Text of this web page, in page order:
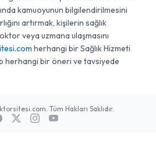
kamuoyunun bilgilendirilmesini
artırmak, kişilerin sağlık
veya uzmana ulaşmasını
herhangi bir Sağlık Hizmeti
herhangi bir öneri ve tavsiyede
Tüm Hakları Saklıdır.